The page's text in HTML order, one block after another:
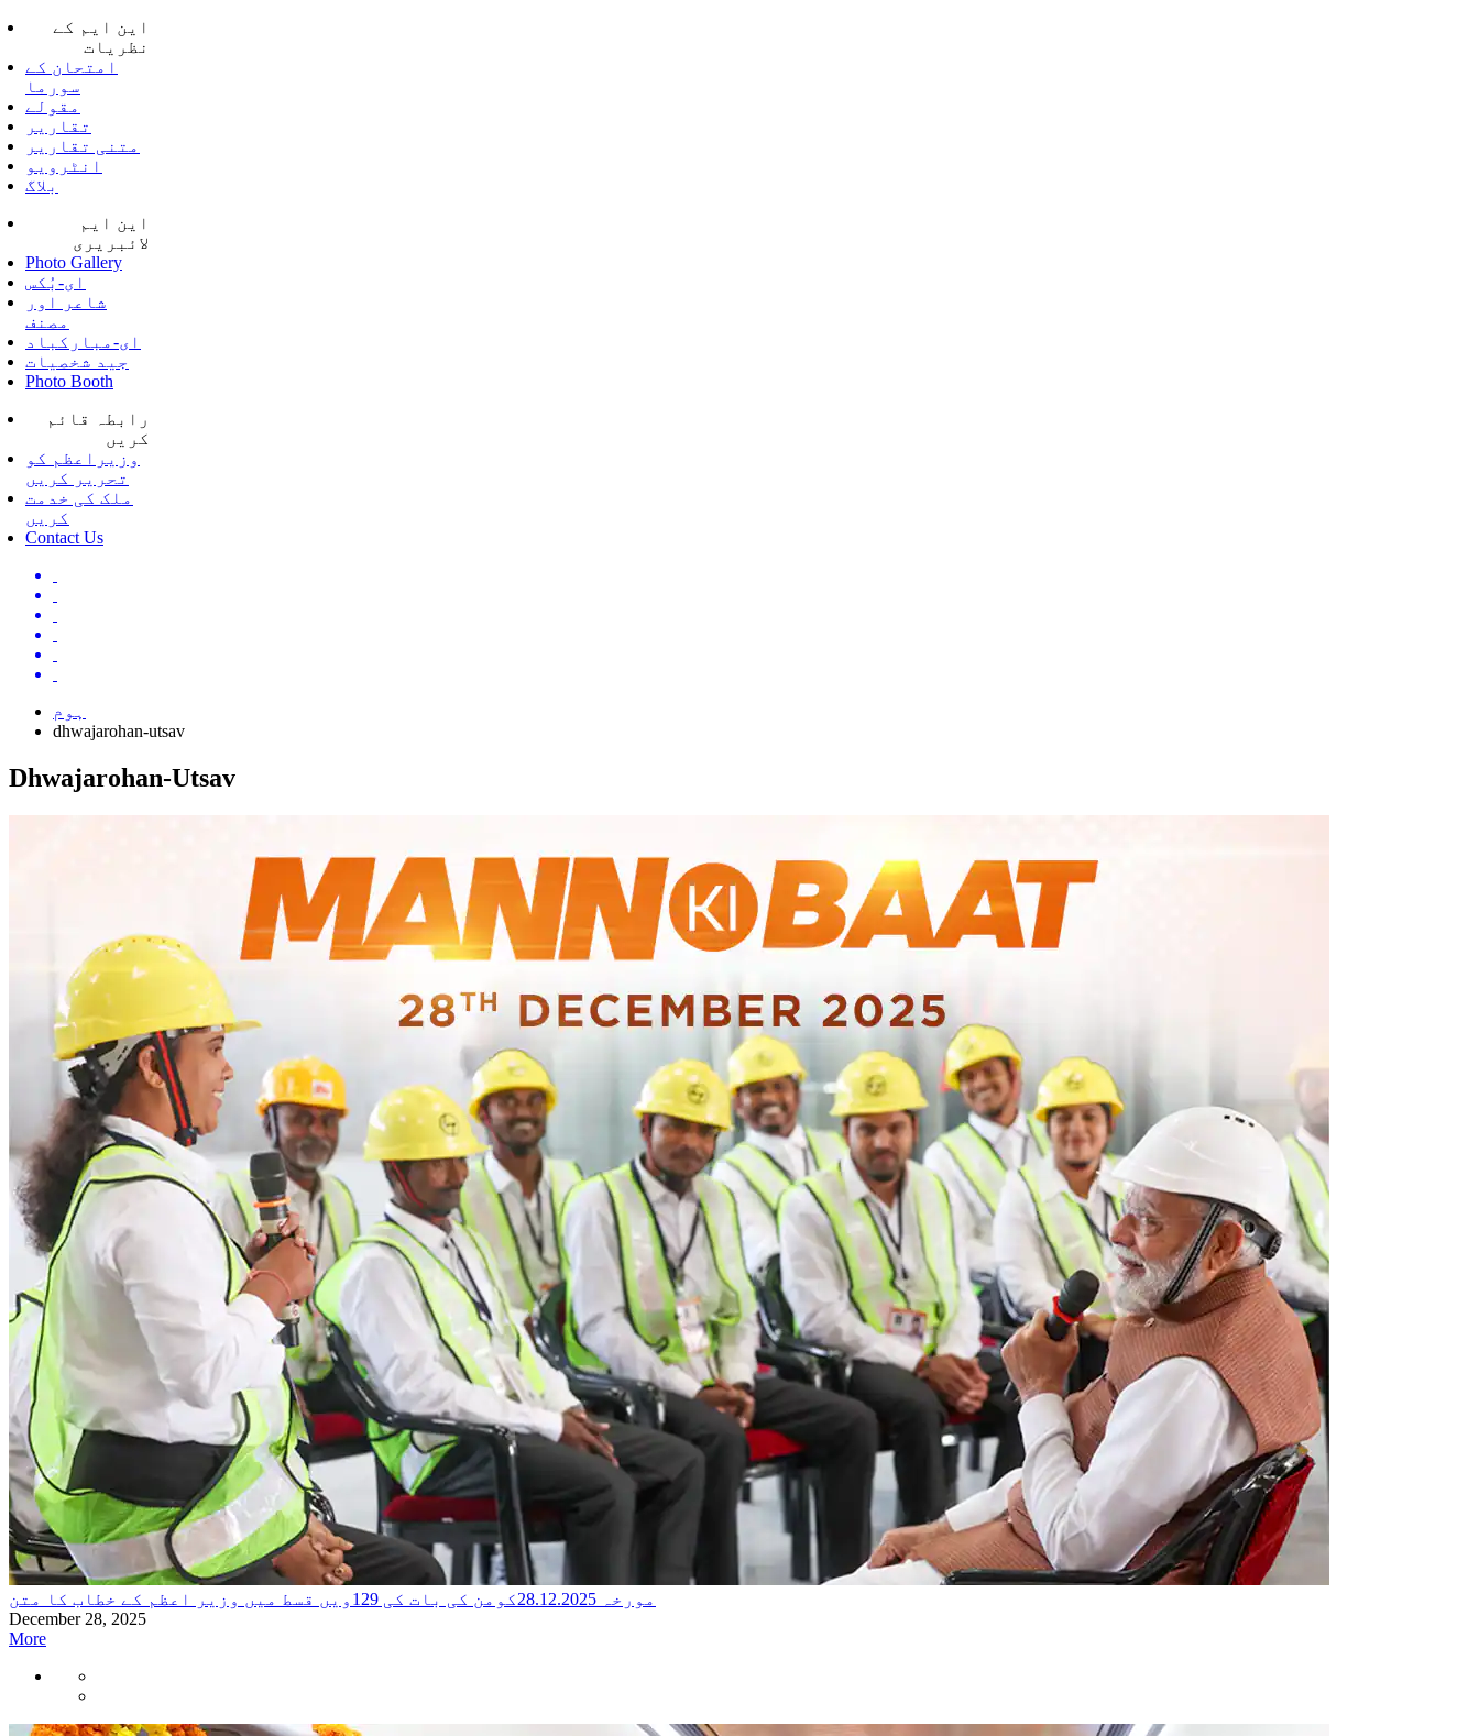
این ایم کے
نظریات
امتحان کے
سورما
مقولے
تقاریر
متنی تقاریر
انٹرویو
بلاگ
این ایم
لائبریری
Photo Gallery
ای-بُکس
شاعر اور
مصنف
ای-مبارکباد
جید شخصیات
Photo Booth
رابطہ قائم
کریں
وزیراعظم کو
تحریر کریں
ملک کی خدمت
کریں
Contact Us
ہوم
dhwajarohan-utsav
Dhwajarohan-Utsav
مورخہ 28.12.2025کومن کی بات کی 129ویں قسط میں وزیر اعظم کے خطاب کا متن
December 28, 2025
More